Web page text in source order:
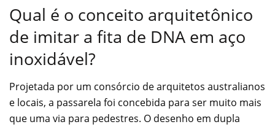
Qual é o conceito arquitetônico
de imitar a fita de DNA em aço
inoxidável?
Projetada por um consórcio de arquitetos australianos
e locais, a passarela foi concebida para ser muito mais
que uma via para pedestres. O desenho em dupla